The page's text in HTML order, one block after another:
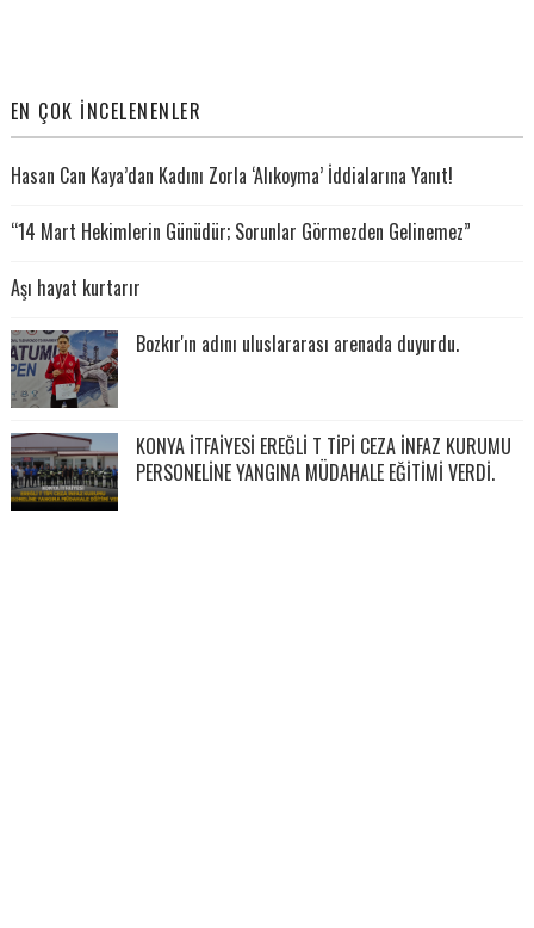
EN ÇOK İNCELENENLER
Hasan Can Kaya’dan Kadını Zorla ‘Alıkoyma’ İddialarına Yanıt!
“14 Mart Hekimlerin Günüdür; Sorunlar Görmezden Gelinemez”
Aşı hayat kurtarır
Bozkır'ın adını uluslararası arenada duyurdu.
KONYA İTFAİYESİ EREĞLİ T TİPİ CEZA İNFAZ KURUMU
PERSONELİNE YANGINA MÜDAHALE EĞİTİMİ VERDİ.